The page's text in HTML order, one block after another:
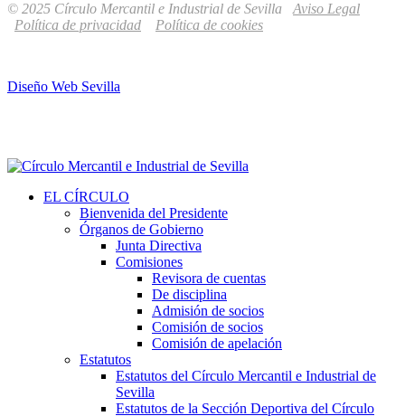
© 2025 Círculo Mercantil e Industrial de Sevilla Aviso Legal
Política de privacidad
Política de cookies
Diseño Web Sevilla
EL CÍRCULO
Bienvenida del Presidente
Órganos de Gobierno
Junta Directiva
Comisiones
Revisora de cuentas
De disciplina
Admisión de socios
Comisión de socios
Comisión de apelación
Estatutos
Estatutos del Círculo Mercantil e Industrial de
Sevilla
Estatutos de la Sección Deportiva del Círculo